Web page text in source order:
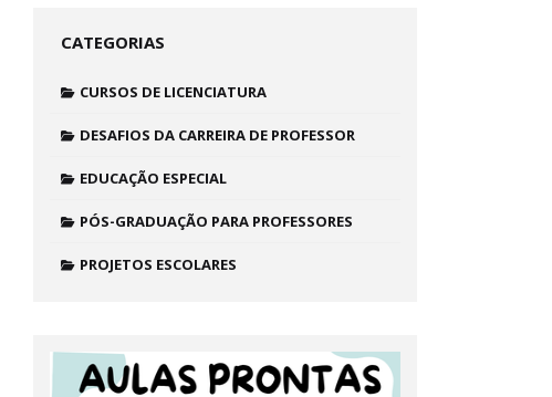
CATEGORIAS
CURSOS DE LICENCIATURA
DESAFIOS DA CARREIRA DE PROFESSOR
EDUCAÇÃO ESPECIAL
PÓS-GRADUAÇÃO PARA PROFESSORES
PROJETOS ESCOLARES